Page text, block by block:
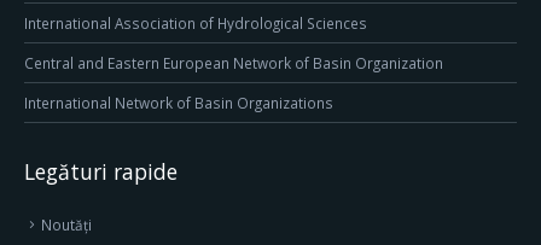
International Association of Hydrological Sciences
Central and Eastern European Network of Basin Organization
International Network of Basin Organizations
Legături rapide
Noutăți